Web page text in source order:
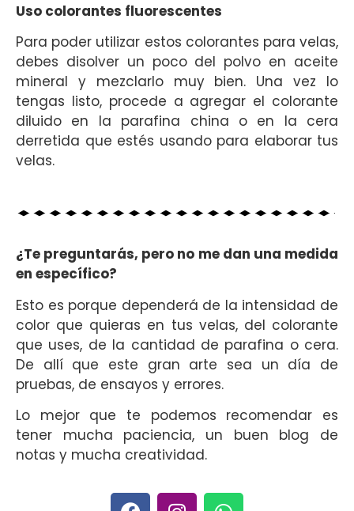
Uso colorantes fluorescentes
Para poder utilizar estos colorantes para velas,
debes disolver un poco del polvo en aceite
mineral y mezclarlo muy bien. Una vez lo
tengas listo, procede a agregar el colorante
diluido en la parafina china o en la cera
derretida que estés usando para elaborar tus
velas.
¿Te preguntarás, pero no me dan una medida
en específico?
Esto es porque dependerá de la intensidad de
color que quieras en tus velas, del colorante
que uses, de la cantidad de parafina o cera.
De allí que este gran arte sea un día de
pruebas, de ensayos y errores.
Lo mejor que te podemos recomendar es
tener mucha paciencia, un buen blog de
notas y mucha creatividad.